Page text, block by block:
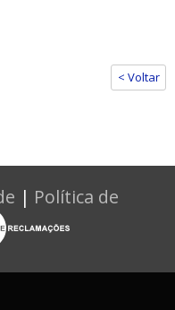
< Voltar
| Política de